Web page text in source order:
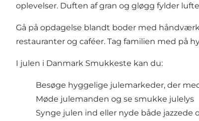
oplevelser. Duften af gran og gløgg fylder
Gå på opdagelse blandt boder med
restauranter og caféer. Tag familien med på
I julen i Danmark Smukkeste kan du:
Besøge hyggelige julemarkeder, der
Møde julemanden og se smukke julelys
Synge julen ind eller nyde både jazzede